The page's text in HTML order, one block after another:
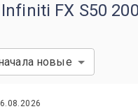
FX S50
новые